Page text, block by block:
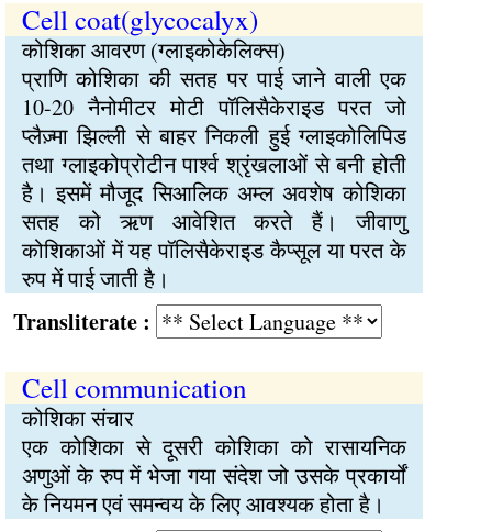
Cell coat(glycocalyx)
कोशिका आवरण (ग्लाइकोकेलिक्स)
प्राणि कोशिका की सतह पर पाई जाने वाली एक
10-20 नैनोमीटर मोटी पॉलिसैकेराइड परत जो
प्लैज़्मा झिल्ली से बाहर निकली हुई ग्लाइकोलिपिड
तथा ग्लाइकोप्रोटीन पार्श्व श्रृंखलाओं से बनी होती
है। इसमें मौजूद सिआलिक अम्ल अवशेष कोशिका
सतह को ऋण आवेशित करते हैं। जीवाणु
कोशिकाओं में यह पॉलिसैकेराइड कैप्सूल या परत के
रुप में पाई जाती है।
:
Cell communication
कोशिका संचार
एक कोशिका से दूसरी कोशिका को रासायनिक
अणुओं के रुप में भेजा गया संदेश जो उसके प्रकार्यों
के नियमन एवं समन्वय के लिए आवश्यक होता है।